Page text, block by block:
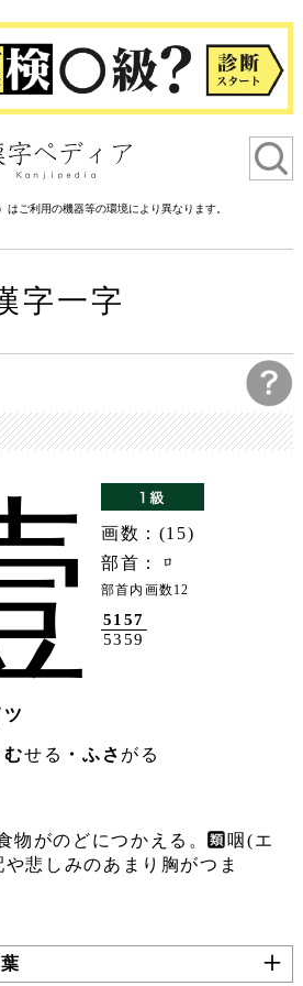
ご利用の機器等の環境により異なります。
字一字
画数：(15)
部首：
部首内画数12
5157
5359
むせる ・ふさ がる
がのどにつかえる。
咽(エ
悲しみのあまり胸がつま